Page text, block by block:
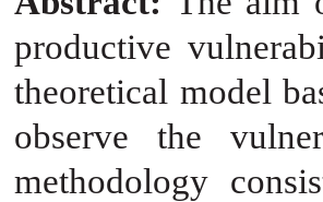
productive
theoretical model
observe the
methodology